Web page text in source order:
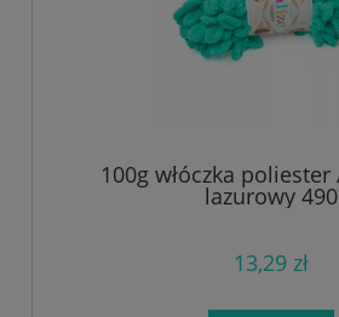
100g włóczka
lazurowy 490
13,29 zł